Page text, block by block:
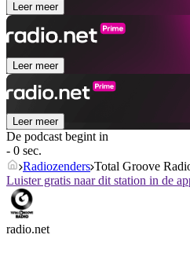
Leer meer
Leer meer
Leer meer
De podcast begint in
- 0 sec.
Radiozenders Total Groove
Luister gratis naar dit station in de
radio.net